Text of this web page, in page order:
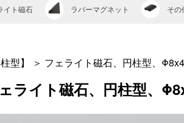
イト磁石 ラバーマグネット その
型】 ＞ フェライト磁石、円柱型、
ライト磁石、円柱型、